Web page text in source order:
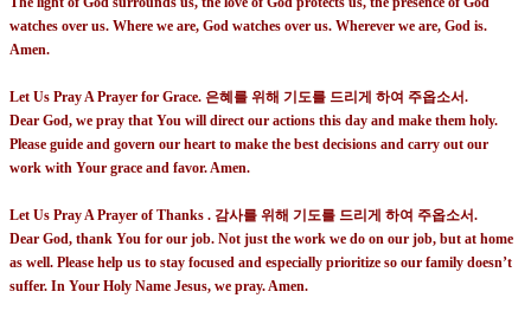
watches over us. Where we are, God watches over us. Wherever we are, God is.
Amen.
Let Us Pray A Prayer for Grace. 은혜를 위해 기도를 드리게 하여 주옵소서.
Dear God, we pray that You will direct our actions this day and make them holy.
Please guide and govern our heart to make the best decisions and carry out our
work with Your grace and favor. Amen.
Let Us Pray A Prayer of Thanks . 감사를 위해 기도를 드리게 하여 주옵소서.
Dear God, thank You for our job. Not just the work we do on our job, but at home
as well. Please help us to stay focused and especially prioritize so our family doesn’t
suffer. In Your Holy Name Jesus, we pray. Amen.